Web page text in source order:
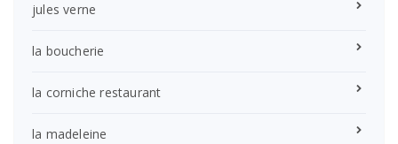
jules verne
la boucherie
la corniche restaurant
la madeleine